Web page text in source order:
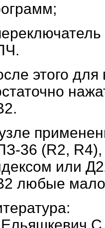
этого
36 (R2,
или
любые